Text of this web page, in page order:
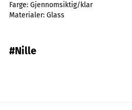
Farge: Gjennomsiktig/klar
Materialer: Glass
#Nille